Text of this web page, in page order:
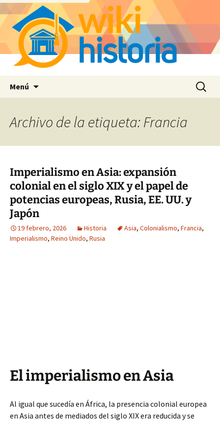
Menú Buscar:
Archivo de la etiqueta: Francia
Imperialismo en Asia: expansión
colonial en el siglo XIX y el papel de
potencias europeas, Rusia, EE. UU. y
Japón
19 febrero, 2026 Historia Asia, Colonialismo, Francia,
Imperialismo, Reino Unido, Rusia
El imperialismo en Asia
Al igual que sucedía en África, la presencia colonial europea
en Asia antes de mediados del siglo XIX era reducida y se